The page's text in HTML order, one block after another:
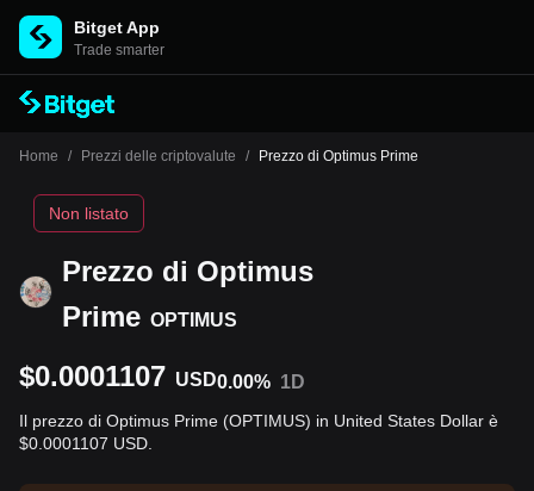
Bitget App
Trade smarter
Home / Prezzi delle criptovalute / Prezzo di Optimus Prime
Prezzo di Optimus
Prime OPTIMUS
Non listato
$0.0001107 USD0.00% 1D
Il prezzo di Optimus Prime (OPTIMUS) in United States Dollar è
$0.0001107 USD.